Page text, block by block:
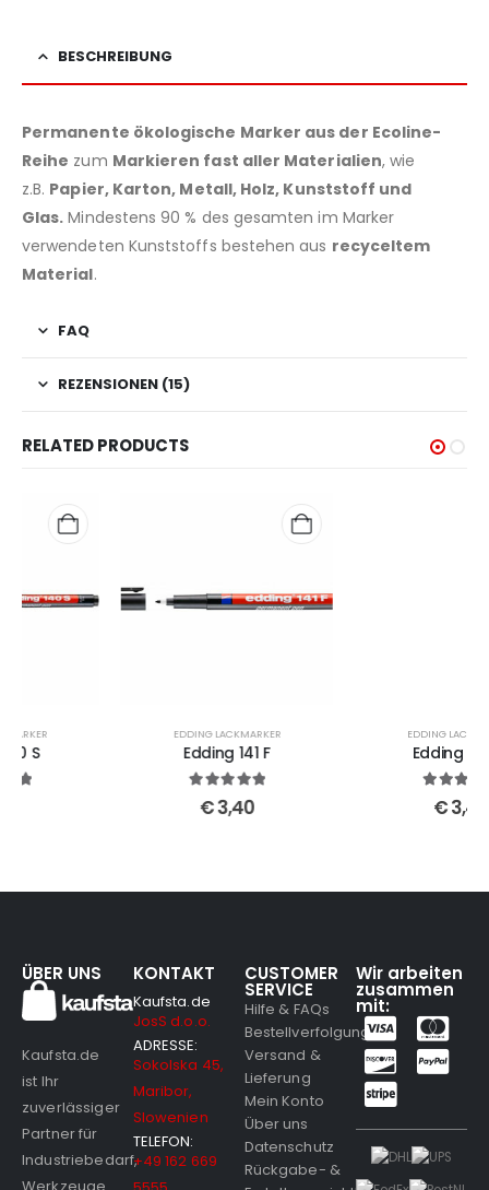
BESCHREIBUNG
Permanente ökologische Marker aus der Ecoline-
Reihe zum Markieren fast aller Materialien, wie
z.B. Papier, Karton, Metall, Holz, Kunststoff und
Glas. Mindestens 90 % des gesamten im Marker
verwendeten Kunststoffs bestehen aus recyceltem
Material.
FAQ
REZENSIONEN (15)
RELATED PRODUCTS
EDDING LACKMARKER EDDING LACKMARKER
ÜBER UNS
Kaufsta.de
ist Ihr
zuverlässiger
Partner für
Industriebedarf,
KONTAKT
Kaufsta.de
JosS d.o.o.
ADRESSE:
Sokolska 45,
Maribor,
Slowenien
TELEFON:
+49 162 669
CUSTOMER
SERVICE
Hilfe & FAQs
Bestellverfolgung
Versand &
Lieferung
Mein Konto
Über uns
Datenschutz
Rückgabe- &
Wir arbeiten
zusammen
mit: